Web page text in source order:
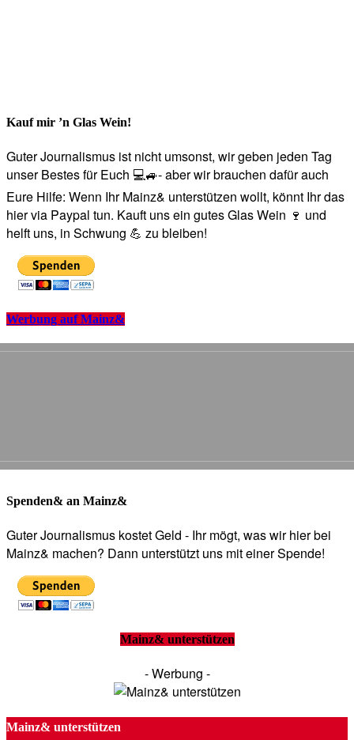
Kauf mir ’n Glas Wein!
Guter Journalismus ist nicht umsonst, wir geben jeden Tag
unser Bestes für Euch 💻🚙- aber wir brauchen dafür auch
Eure Hilfe: Wenn Ihr Mainz& unterstützen wollt, könnt Ihr das
hier via Paypal tun. Kauft uns ein gutes Glas Wein 🍷 und
helft uns, in Schwung 💪 zu bleiben!
Werbung auf Mainz&
Spenden& an Mainz&
Guter Journalismus kostet Geld - Ihr mögt, was wir hier bei
Mainz& machen? Dann unterstützt uns mit einer Spende!
Mainz& unterstützen
- Werbung -
Mainz& unterstützen